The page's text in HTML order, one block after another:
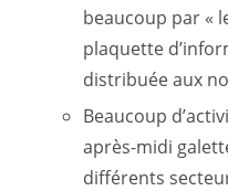
beaucoup par «
plaquette
distribuée aux
Beaucoup
après-midi
différents